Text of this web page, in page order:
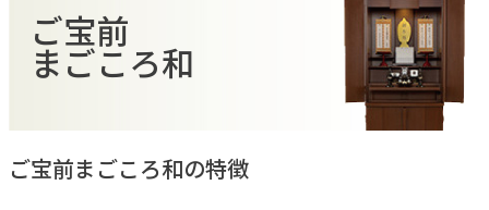
ご宝前
まごころ和
ご宝前まごころ和の特徴